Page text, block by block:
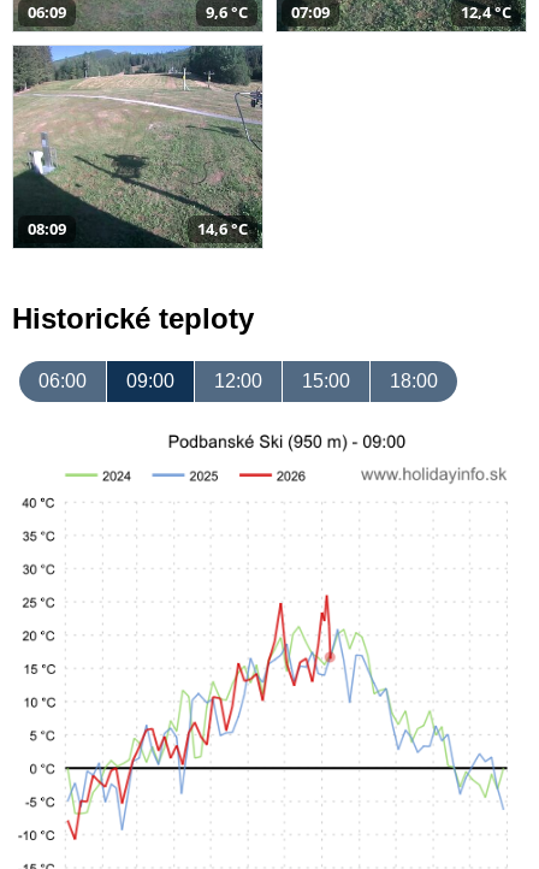
06:09 9,6 °C 07:09 12,4 °C
08:09 14,6 °C
Historické teploty
06:00 09:00 12:00 15:00 18:00